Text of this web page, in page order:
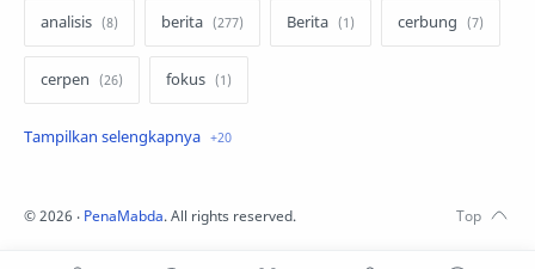
analisis berita Berita cerbung
cerpen fokus
hukum internasional
©2026 ‧ PenaMabda. All rights reserved.